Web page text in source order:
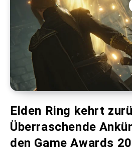
Elden Ring kehrt
Überraschende
den Game Awards